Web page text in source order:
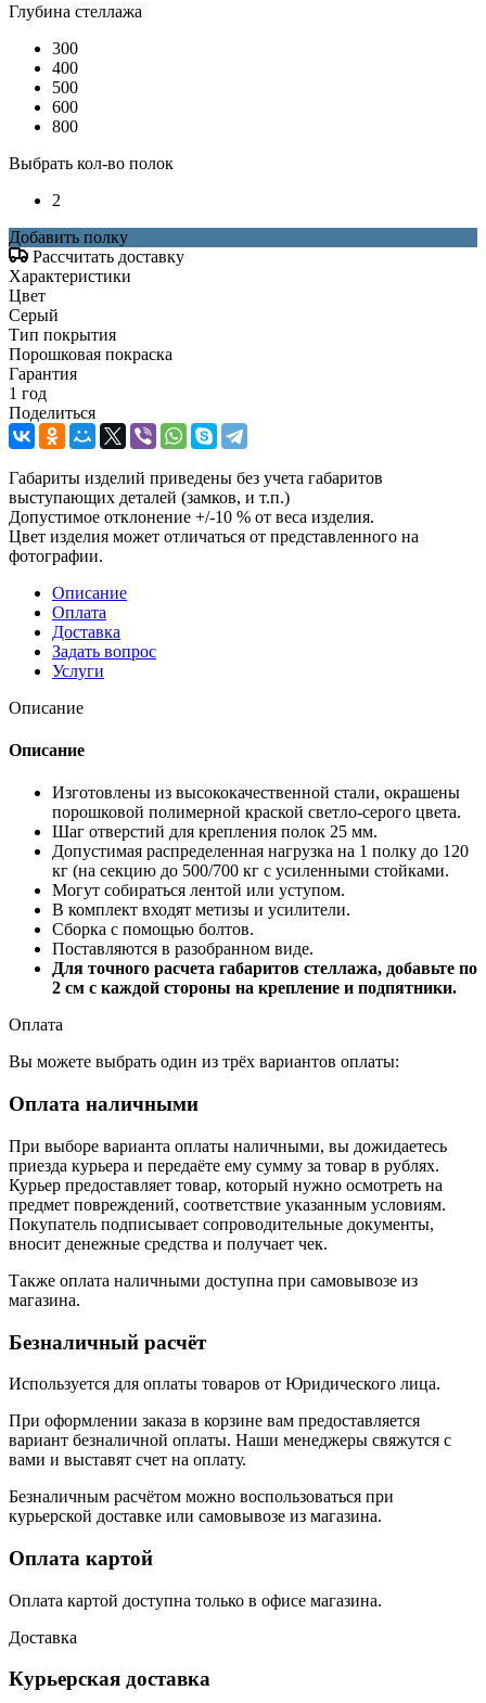
Глубина стеллажа
300
400
500
600
800
Выбрать кол-во полок
2
Добавить полку
Рассчитать доставку
Характеристики
Цвет
Серый
Тип покрытия
Порошковая покраска
Гарантия
1 год
Поделиться
Габариты изделий приведены без учета габаритов
выступающих деталей (замков, и т.п.)
Допустимое отклонение +/-10 % от веса изделия.
Цвет изделия может отличаться от представленного на
фотографии.
Описание
Оплата
Доставка
Задать вопрос
Услуги
Описание
Описание
Изготовлены из высококачественной стали, окрашены
порошковой полимерной краской светло-серого цвета.
Шаг отверстий для крепления полок 25 мм.
Допустимая распределенная нагрузка на 1 полку до 120
кг (на секцию до 500/700 кг с усиленными стойками.
Могут собираться лентой или уступом.
В комплект входят метизы и усилители.
Сборка с помощью болтов.
Поставляются в разобранном виде.
Для точного расчета габаритов стеллажа, добавьте по
2 см с каждой стороны на крепление и подпятники.
Оплата
Вы можете выбрать один из трёх вариантов оплаты:
Оплата наличными
При выборе варианта оплаты наличными, вы дожидаетесь
приезда курьера и передаёте ему сумму за товар в рублях.
Курьер предоставляет товар, который нужно осмотреть на
предмет повреждений, соответствие указанным условиям.
Покупатель подписывает сопроводительные документы,
вносит денежные средства и получает чек.
Также оплата наличными доступна при самовывозе из
магазина.
Безналичный расчёт
Используется для оплаты товаров от Юридического лица.
При оформлении заказа в корзине вам предоставляется
вариант безналичной оплаты. Наши менеджеры свяжутся с
вами и выставят счет на оплату.
Безналичным расчётом можно воспользоваться при
курьерской доставке или самовывозе из магазина.
Оплата картой
Оплата картой доступна только в офисе магазина.
Доставка
Курьерская доставка